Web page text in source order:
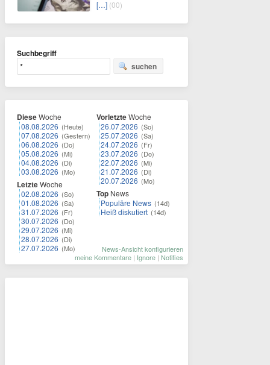
[…] (00)
Suchbegriff
suchen
DieseWoche
08.08.2026 (Heute)
07.08.2026 (Gestern)
06.08.2026 (Do)
05.08.2026 (Mi)
04.08.2026 (Di)
03.08.2026 (Mo)
LetzteWoche
02.08.2026 (So)
01.08.2026 (Sa)
31.07.2026 (Fr)
30.07.2026 (Do)
29.07.2026 (Mi)
28.07.2026 (Di)
27.07.2026 (Mo)
VorletzteWoche
26.07.2026 (So)
25.07.2026 (Sa)
24.07.2026 (Fr)
23.07.2026 (Do)
22.07.2026 (Mi)
21.07.2026 (Di)
20.07.2026 (Mo)
Top News
Populäre News (14d)
Heiß diskutiert (14d)
News-Ansicht konfigurieren
meine Kommentare | Ignore | Notifies